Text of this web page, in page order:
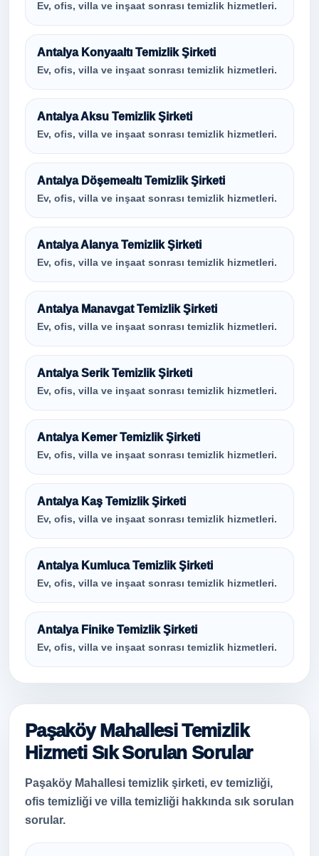
Ev, ofis, villa ve inşaat sonrası temizlik hizmetleri.
Antalya Konyaaltı Temizlik Şirketi
Ev, ofis, villa ve inşaat sonrası temizlik hizmetleri.
Antalya Aksu Temizlik Şirketi
Ev, ofis, villa ve inşaat sonrası temizlik hizmetleri.
Antalya Döşemealtı Temizlik Şirketi
Ev, ofis, villa ve inşaat sonrası temizlik hizmetleri.
Antalya Alanya Temizlik Şirketi
Ev, ofis, villa ve inşaat sonrası temizlik hizmetleri.
Antalya Manavgat Temizlik Şirketi
Ev, ofis, villa ve inşaat sonrası temizlik hizmetleri.
Antalya Serik Temizlik Şirketi
Ev, ofis, villa ve inşaat sonrası temizlik hizmetleri.
Antalya Kemer Temizlik Şirketi
Ev, ofis, villa ve inşaat sonrası temizlik hizmetleri.
Antalya Kaş Temizlik Şirketi
Ev, ofis, villa ve inşaat sonrası temizlik hizmetleri.
Antalya Kumluca Temizlik Şirketi
Ev, ofis, villa ve inşaat sonrası temizlik hizmetleri.
Antalya Finike Temizlik Şirketi
Ev, ofis, villa ve inşaat sonrası temizlik hizmetleri.
Paşaköy Mahallesi Temizlik
Hizmeti Sık Sorulan Sorular
Paşaköy Mahallesi temizlik şirketi, ev temizliği,
ofis temizliği ve villa temizliği hakkında sık sorulan
sorular.